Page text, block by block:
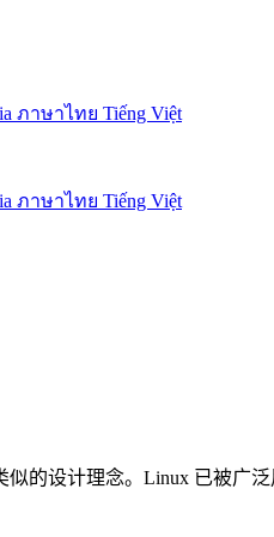
ภาษาไทย Tiếng Việt
ภาษาไทย Tiếng Việt
的设计理念。Linux 已被广